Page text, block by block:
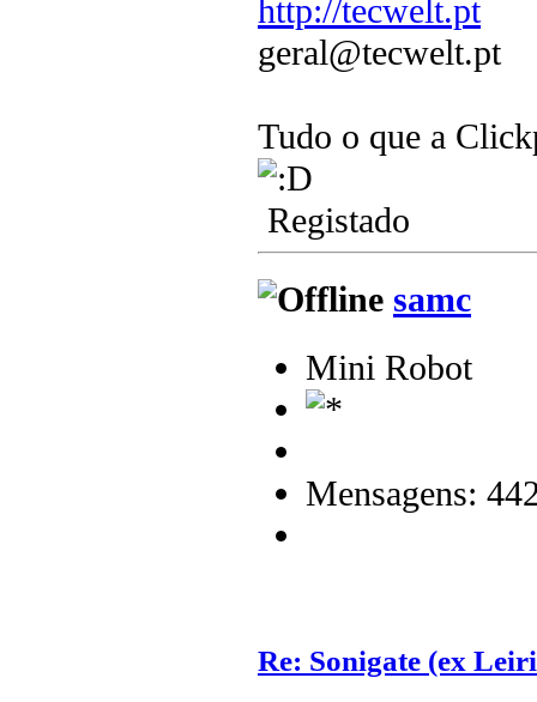
http://tecwelt.pt
geral@tecwelt.pt
Tudo o que a
Registado
samc
Mini Robot
Mensagens:
Re: Sonigate (ex